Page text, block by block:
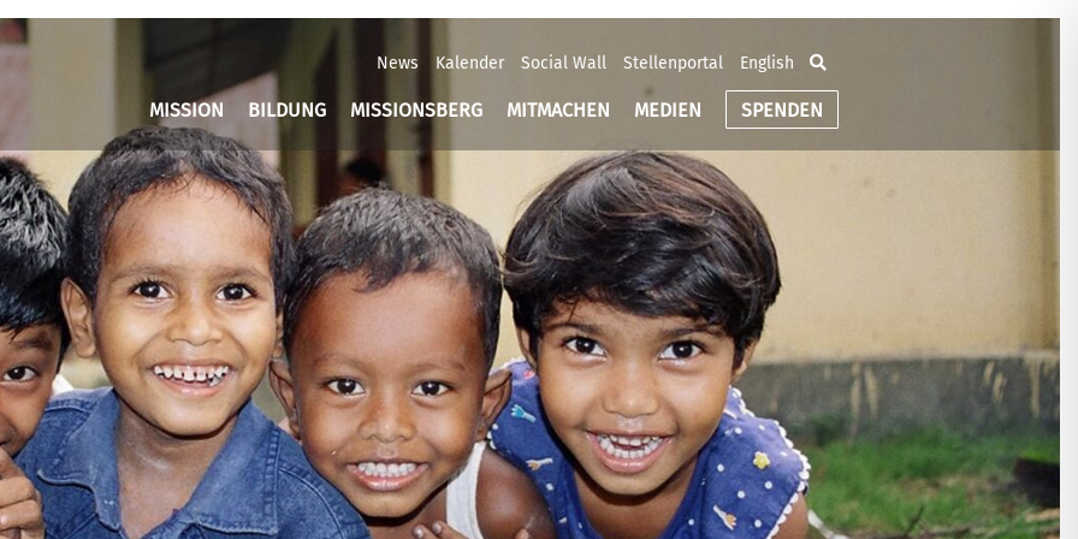
News Kalender Social Wall Stellenportal English
MISSION BILDUNG MISSIONSBERG MITMACHEN MEDIEN SPENDEN